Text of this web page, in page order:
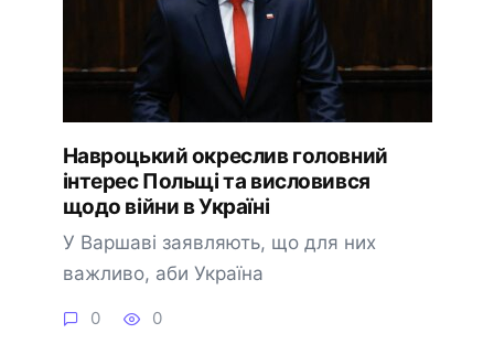
Навроцький окреслив головний
інтерес Польщі та висловився
щодо війни в Україні
У Варшаві заявляють, що для них
важливо, аби Україна
0 0